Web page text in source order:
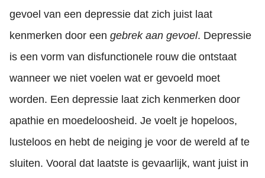
gevoel van een depressie dat zich juist laat
kenmerken door een gebrek aan gevoel. Depressie
is een vorm van disfunctionele rouw die ontstaat
wanneer we niet voelen wat er gevoeld moet
worden. Een depressie laat zich kenmerken door
apathie en moedeloosheid. Je voelt je hopeloos,
lusteloos en hebt de neiging je voor de wereld af te
sluiten. Vooral dat laatste is gevaarlijk, want juist in